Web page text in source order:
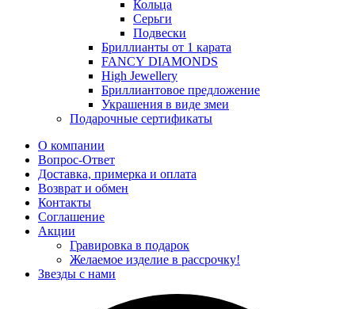
Кольца
Серьги
Подвески
Бриллианты от 1 карата
FANCY DIAMONDS
High Jewellery
Бриллиантовое предложение
Украшения в виде змеи
Подарочные сертификаты
О компании
Вопрос-Ответ
Доставка, примерка и оплата
Возврат и обмен
Контакты
Соглашение
Акции
Гравировка в подарок
Желаемое изделие в рассрочку!
Звезды с нами